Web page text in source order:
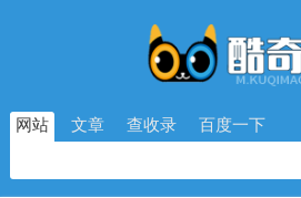
网站 文章 查收录 百度一下